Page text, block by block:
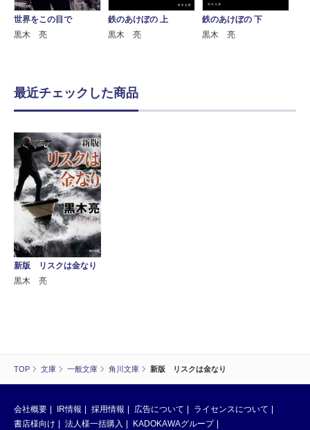
TOP 文庫 一般文庫 角川文庫 新版 リスクは金なり
世界をこの目で
黒木 亮
鉄のあけぼの 上
黒木 亮
鉄のあけぼの 下
黒木 亮
最近チェックした商品
新版 リスクは金なり
黒木 亮
会社概要 IR情報 採用情報 広告について
ライセンスについて
書店様向け
法人様一括購入
KADOKAWAグループ